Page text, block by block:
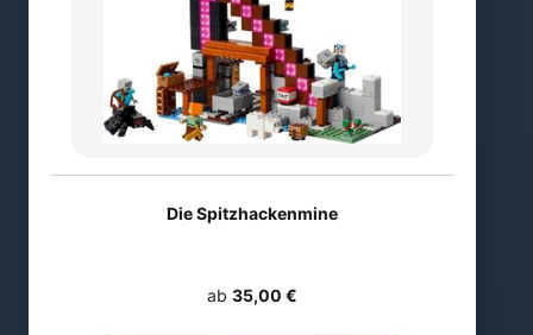
Die Spitzhackenmine
ab 35,00 €